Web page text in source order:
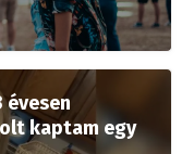
évesen
kaptam egy